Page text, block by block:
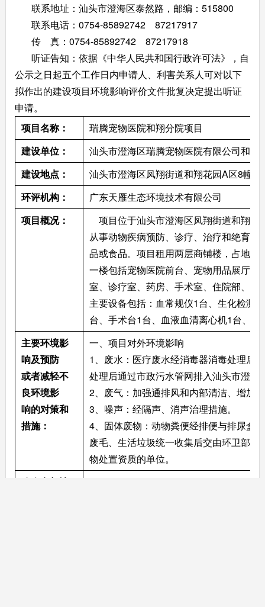
联系地址：汕头市澄海区泰然路，邮编：515800
联系电话：0754-85892742 87217917
传 真：0754-85892742 87217918
听证告知：依据《中华人民共和国行政许可法》，自
公示之日起五个工作日内申请人、利害关系人可对以下
拟作出的建设项目环境影响评价文件批复决定提出听证
申请。
项目名称：
瑞腾宠物医院和翔分院项目
建设单位：
汕头市澄海区瑞腾宠物医院有限公司和翔
建设地点：
汕头市澄海区凤翔街道和翔花园A区8幢4
环评机构：
广东天雁生态环境技术有限公司
项目概况：
项目位于汕头市澄海区凤翔街道和翔花
从事动物疾病预防、诊疗、治疗和绝育
品或食品。项目租用两层商铺楼，占地面
一楼包括宠物医院前台、宠物用品展厅、
室、诊疗室、药房、手术室、住院部、隔
主要设备包括：血常规仪1台、生化检测
台、手术台1台、血液血清离心机1台、
主要环境影
响及预防
或者减轻不
良环境影
响的对策和
措施：
一、项目对外环境影响
1、废水：医疗废水经消毒器消毒处理后
处理后通过市政污水管网排入汕头市澄海
2、废气：加强通排风和内部清洁、增加
3、噪声：经隔声、消声治理措施。
4、固体废物：动物粪便经排便与排尿盒
废毛、生活垃圾统一收集后交由环卫部
物处置资质的单位。
公众参与情